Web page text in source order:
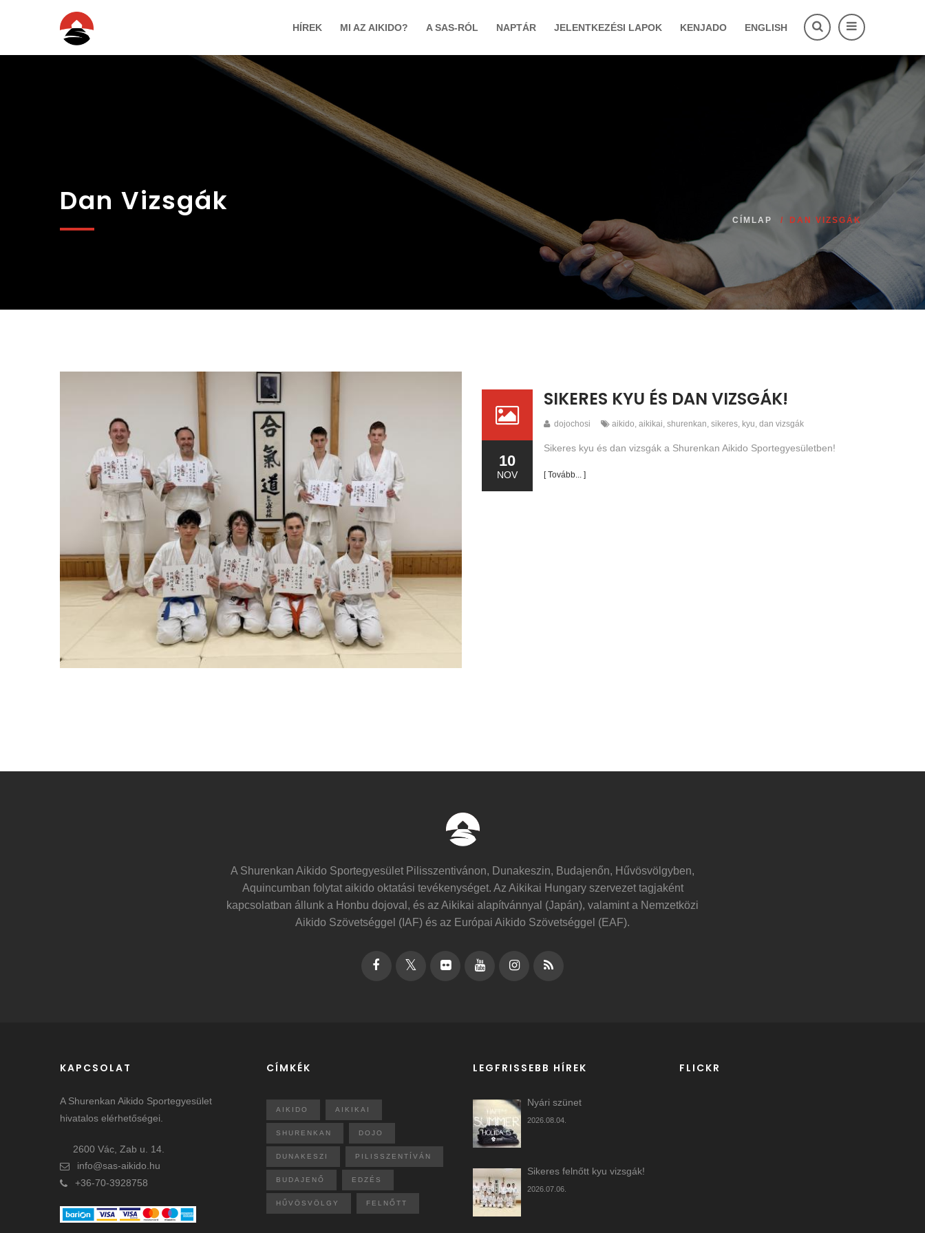
HÍREK MI AZ AIKIDO? A SAS-RÓL NAPTÁR JELENTKEZÉSI LAPOK KENJADO ENGLISH
Dan Vizsgák
CÍMLAP DAN VIZSGÁK
SIKERES KYU ÉS DAN VIZSGÁK!
dojochosi aikido,aikikai,shurenkan,sikeres, kyu,dan vizsgák
Sikeres kyu és dan vizsgák a Shurenkan Aikido Sportegyesületben!
[ Tovább... ]
10
NOV
A Shurenkan Aikido Sportegyesület Pilisszentivánon, Dunakeszin, Budajenőn, Hűvösvölgyben,
Aquincumban folytat aikido oktatási tevékenységet. Az Aikikai Hungary szervezet tagjaként
kapcsolatban állunk a Honbu dojoval, és az Aikikai alapítvánnyal (Japán), valamint a Nemzetközi
Aikido Szövetséggel (IAF) és az Európai Aikido Szövetséggel (EAF).
KAPCSOLAT
A Shurenkan Aikido Sportegyesület
hivatalos elérhetőségei.
2600 Vác, Zab u. 14.
info@sas-aikido.hu
+36-70-3928758
CÍMKÉK
AIKIDO AIKIKAI
SHURENKAN DOJO
DUNAKESZI PILISSZENTÍVÁN
BUDAJENŐ EDZÉS
HŰVÖSVÖLGY FELNŐTT
LEGFRISSEBB HÍREK
Nyári szünet
2026.08.04.
Sikeres felnőtt kyu vizsgák!
2026.07.06.
FLICKR